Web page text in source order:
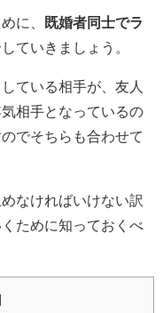
に、
既婚者同士でラ
ていきましょう。
ている相手が、友人
相手となっているの
でそちらも合わせて
なければいけない訳
ために知っておくべ